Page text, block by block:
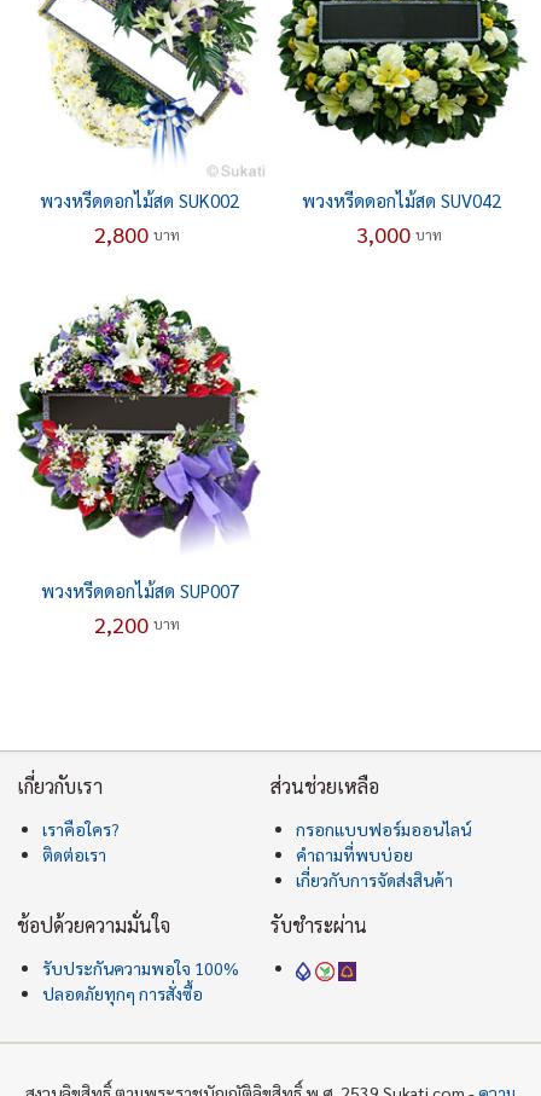
พวงหรีดดอกไม้สด SUK002
2,800 บาท
พวงหรีดดอกไม้สด SUV042
3,000 บาท
พวงหรีดดอกไม้สด SUP007
2,200 บาท
เกี่ยวกับเรา
เราคือใคร?
ติดต่อเรา
ส่วนช่วยเหลือ
กรอกแบบฟอร์มออนไลน์
คำถามที่พบบ่อย
เกี่ยวกับการจัดส่งสินค้า
ช้อปด้วยความมั่นใจ
รับประกันความพอใจ 100%
ปลอดภัยทุกๆ การสั่งซื้อ
รับชำระผ่าน